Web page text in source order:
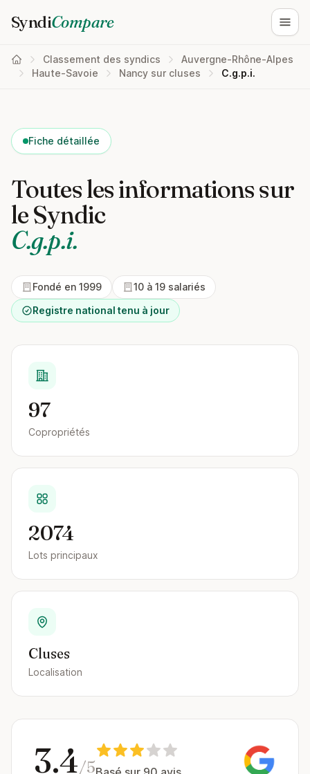
SyndiCompare
Classement des syndics
Auvergne-Rhône-Alpes
Haute-Savoie
Nancy sur cluses C.g.p.i.
Fiche détaillée
Toutes les informations sur
le Syndic
C.g.p.i.
Fondé en 1999
10 à 19 salariés
Registre national tenu à jour
97
Copropriétés
2074
Lots principaux
Cluses
Localisation
3.4/5